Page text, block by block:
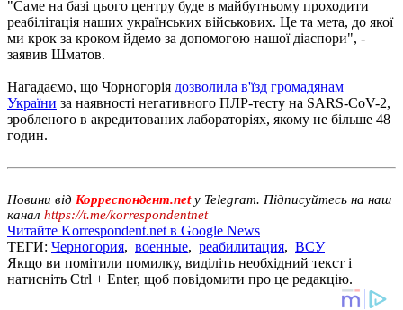
"Саме на базі цього центру буде в майбутньому проходити
реабілітація наших українських військових. Це та мета, до якої
ми крок за кроком йдемо за допомогою нашої діаспори", -
заявив Шматов.
Нагадаємо, що Чорногорія дозволила в'їзд громадянам
України за наявності негативного ПЛР-тесту на SARS-CoV-2,
зробленого в акредитованих лабораторіях, якому не більше 48
годин.
Новини від Корреспондент.netу Telegram. Підписуйтесь на наш
канал https://t.me/korrespondentnet
Читайте Korrespondent.net в Google News
ТЕГИ: Черногория, военные, реабилитация, ВСУ
Якщо ви помітили помилку, виділіть необхідний текст і
натисніть Ctrl + Enter, щоб повідомити про це редакцію.